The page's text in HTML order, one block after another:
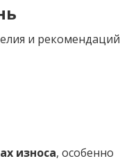
и рекомендаций
износа, особенно